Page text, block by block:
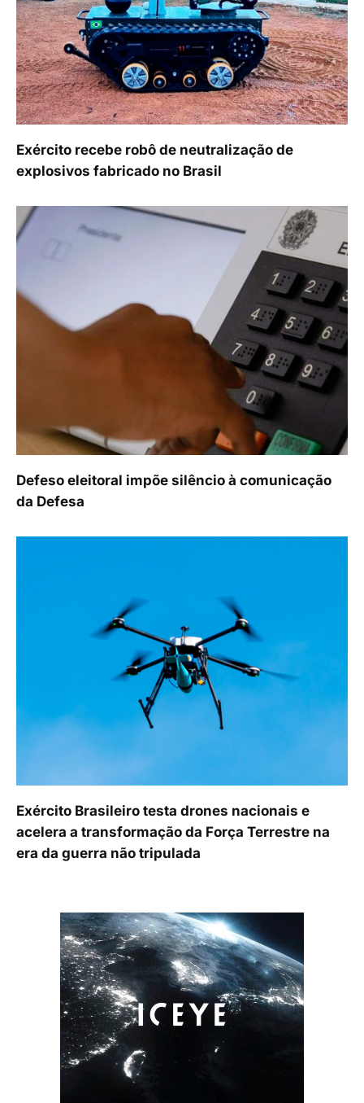
Exército recebe robô de neutralização de
explosivos fabricado no Brasil
Defeso eleitoral impõe silêncio à comunicação
da Defesa
Exército Brasileiro testa drones nacionais e
acelera a transformação da Força Terrestre na
era da guerra não tripulada